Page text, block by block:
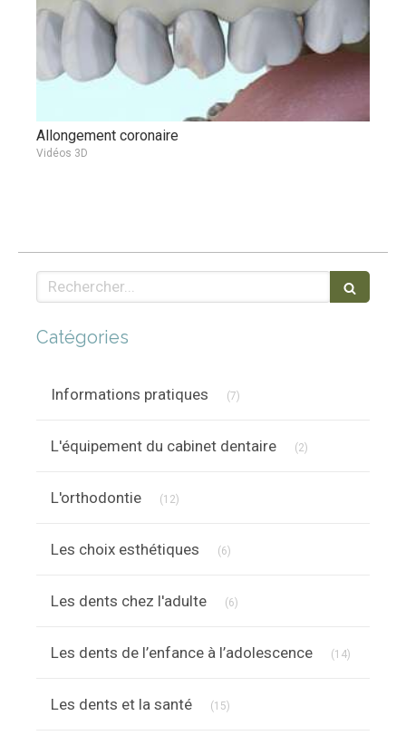
Allongement coronaire
Vidéos 3D
Rechercher
Catégories
Informations pratiques (7)
L'équipement du cabinet dentaire (2)
L'orthodontie (12)
Les choix esthétiques (6)
Les dents chez l'adulte (6)
Les dents de l’enfance à l’adolescence (14)
Les dents et la santé (15)